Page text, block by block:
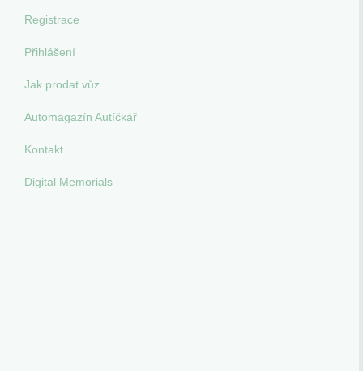
Registrace
Přihlášení
Jak prodat vůz
Automagazín Autíčkář
Kontakt
Digital Memorials